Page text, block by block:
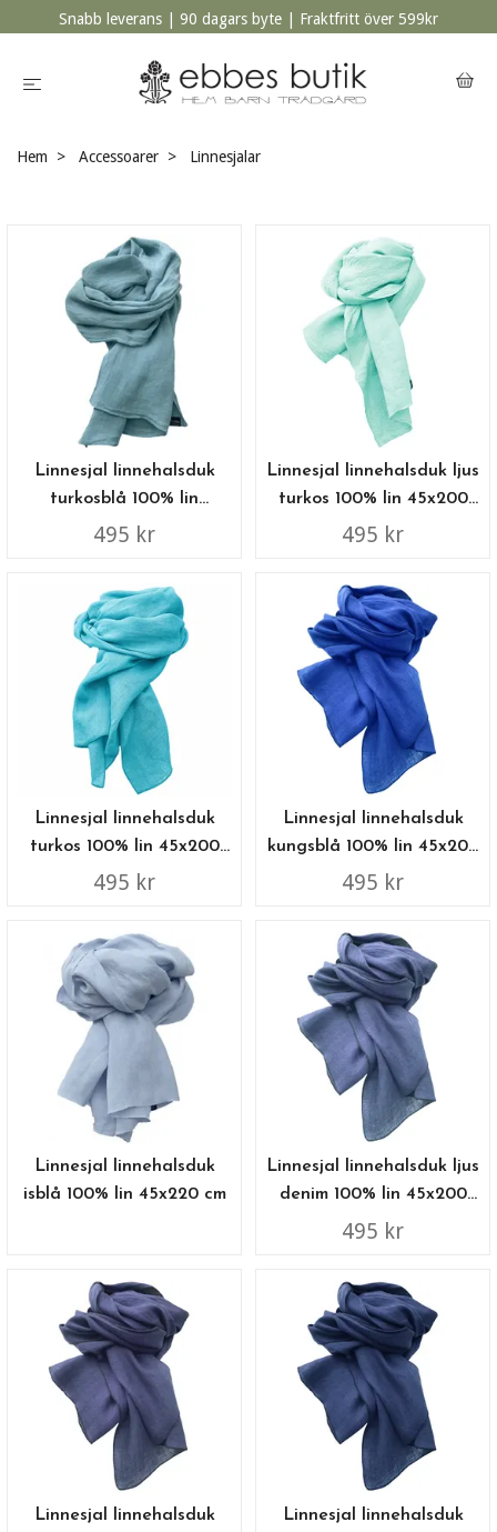
Snabb leverans | 90 dagars byte | Fraktfritt över 599kr
Hem Accessoarer Linnesjalar
Linnesjal linnehalsduk
turkosblå 100% lin
45x200 cm
495 kr
Linnesjal linnehalsduk ljus
turkos 100% lin 45x200
cm
495 kr
Linnesjal linnehalsduk
turkos 100% lin 45x200
cm
495 kr
Linnesjal linnehalsduk
kungsblå 100% lin 45x200
cm
495 kr
Linnesjal linnehalsduk
isblå 100% lin 45x220 cm
Linnesjal linnehalsduk ljus
denim 100% lin 45x200
cm
495 kr
Linnesjal linnehalsduk
Linnesjal linnehalsduk